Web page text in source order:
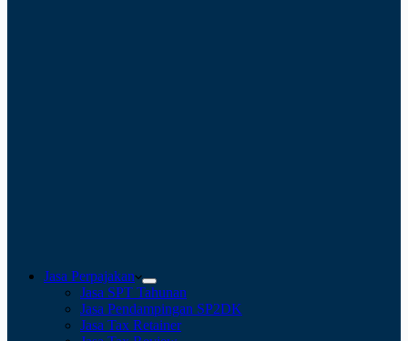
Jasa Perpajakan
Jasa SPT Tahunan
Jasa Pendampingan SP2DK
Jasa Tax Retainer